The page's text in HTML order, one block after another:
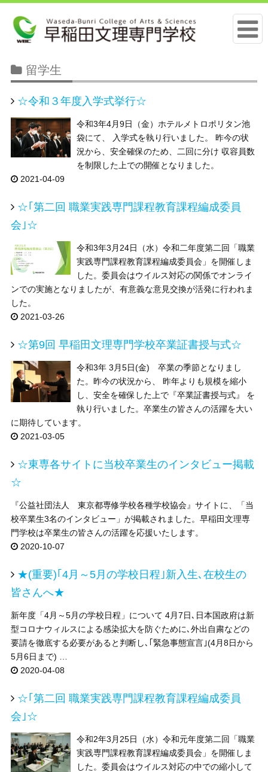
留学生
☆令和３年度入学式挙行☆
令和3年4月9日（金）ホテルメトロポリタン池
袋にて、 入学式を執り行いました。 昨今の状
況から、安全確保のため、二回に分け 収容員数
を制限した上での開催となりました。
2021-04-09
☆｢第二回 職業実践専門課程教育課程編成委員
会｣☆
令和3年3月24日（水）令和二年度第二回「職業
実践専門課程教育課程編成委員会」を開催しま
した。委員会はウイルス対応の関係でオンライ
ンでの実施となりましたが、有意義な意見交換が活発に行われま
した。
2021-03-26
☆第9回 早稲田文理専門学校卒業証書授与式☆
令和3年 3月5日(金) 卒業の季節となりまし
た。昨今の状況から、 昨年よりも規模を縮小
し、安全を確保した上で『卒業証書授与式』 を
執り行いました。卒業生の皆さんの活躍を大い
に期待しています。
2021-03-05
☆東専各サイトに当校卒業生のインタビュー掲載
☆
『公益社団法人 東京都専修学校各種学校協会』サイトに、「当
校卒業生3名のインタビュー」が掲載されました。早稲田文理専
門学校は卒業生の皆さんの活躍を応援いたします。
2020-10-07
★(重要)｢4月～5月の学校日程｣新入生､在校生の
皆さんへ★
新年度「4月～5月の学校日程」について 4月7日､日本国政府は新
型コロナウィルスによる感染拡大を防ぐために､外出自粛などの
要請を徹底する必要があると判断し､｢緊急事態宣言｣(4月8日から
5月6日まで) …
2020-04-08
☆｢第二回 職業実践専門課程教育課程編成委員
会｣☆
令和2年3月25日（水）令和元年度第二回「職業
実践専門課程教育課程編成委員会」を開催しま
した。委員会はウイルス対応の中での縮小して